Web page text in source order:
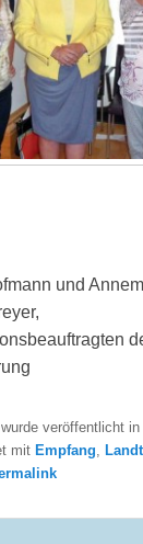
und
veröffentlicht in
mit Empfang